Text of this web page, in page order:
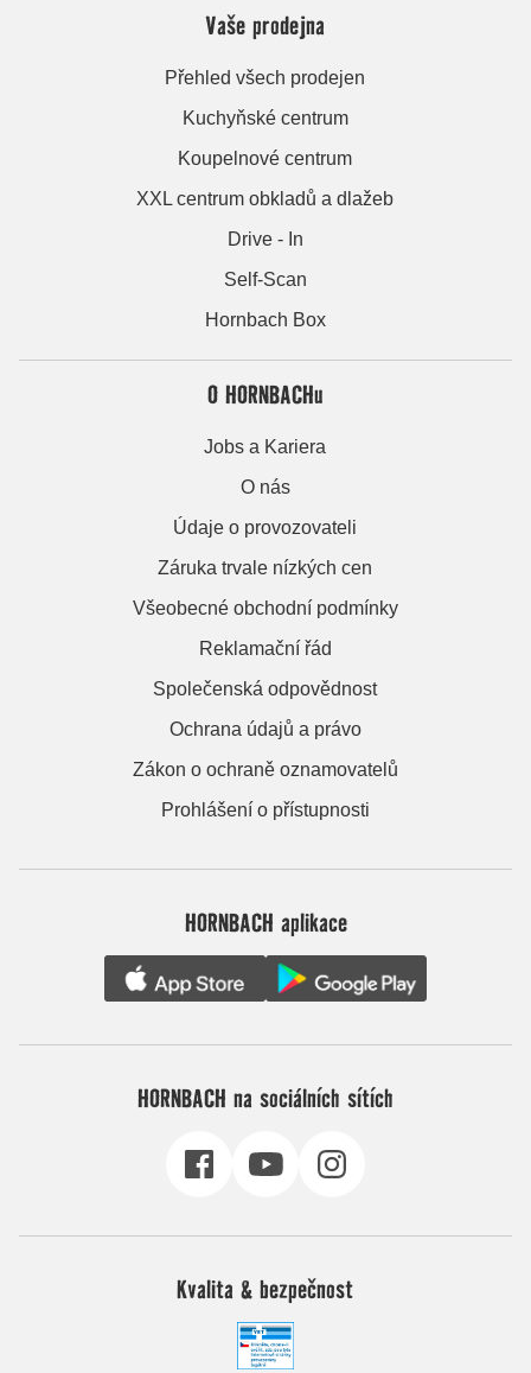
Vaše prodejna
Přehled všech prodejen
Kuchyňské centrum
Koupelnové centrum
XXL centrum obkladů a dlažeb
Drive - In
Self-Scan
Hornbach Box
O HORNBACHu
Jobs a Kariera
O nás
Údaje o provozovateli
Záruka trvale nízkých cen
Všeobecné obchodní podmínky
Reklamační řád
Společenská odpovědnost
Ochrana údajů a právo
Zákon o ochraně oznamovatelů
Prohlášení o přístupnosti
HORNBACH aplikace
HORNBACH na sociálních sítích
Kvalita & bezpečnost